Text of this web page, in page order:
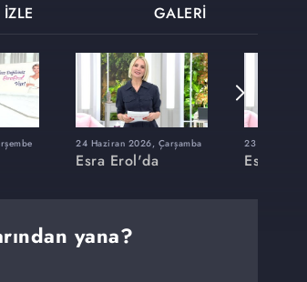
GALERİ
24 Haziran 2026, Çarşamba
Esra Erol'da
23 Haziran
Esra
yana?